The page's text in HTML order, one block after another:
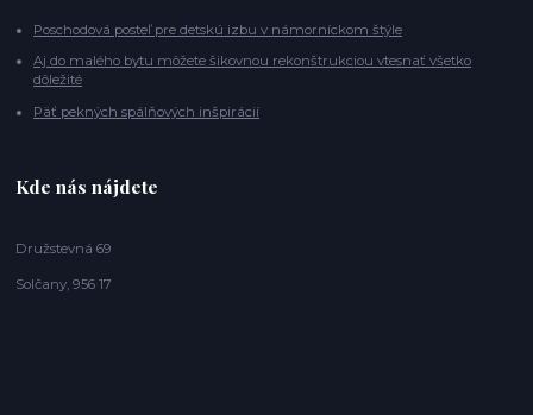
Poschodová posteľ pre detskú izbu v námorníckom štýle
Aj do malého bytu môžete šikovnou rekonštrukciou vtesnať všetko
dôležité
Päť pekných spálňových inšpirácií
Kde nás nájdete
Družstevná 69
Solčany, 956 17